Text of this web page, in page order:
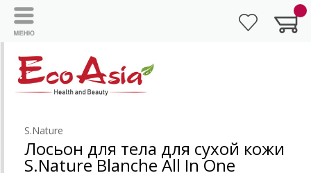
S.Nature
Лосьон для тела для сухой кожи
S.Nature Blanche All In One